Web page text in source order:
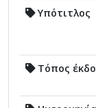
Υπότιτλος
Τόπος